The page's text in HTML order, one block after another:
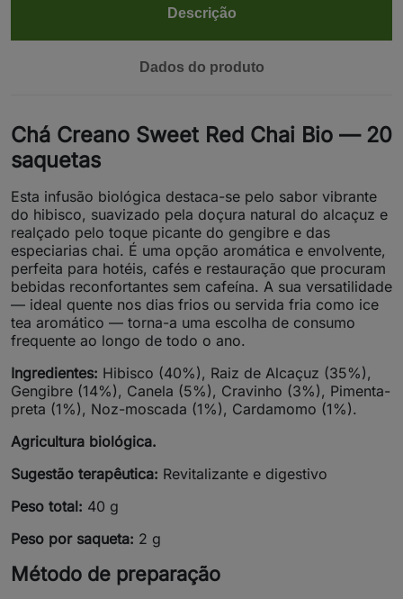
Descrição
Dados do produto
Chá Creano Sweet Red Chai Bio — 20
saquetas
Esta infusão biológica destaca-se pelo sabor vibrante
do hibisco, suavizado pela doçura natural do alcaçuz e
realçado pelo toque picante do gengibre e das
especiarias chai. É uma opção aromática e envolvente,
perfeita para hotéis, cafés e restauração que procuram
bebidas reconfortantes sem cafeína. A sua versatilidade
— ideal quente nos dias frios ou servida fria como ice
tea aromático — torna-a uma escolha de consumo
frequente ao longo de todo o ano.
Ingredientes: Hibisco (40%), Raiz de Alcaçuz (35%),
Gengibre (14%), Canela (5%), Cravinho (3%), Pimenta-
preta (1%), Noz-moscada (1%), Cardamomo (1%).
Agricultura biológica.
Sugestão terapêutica: Revitalizante e digestivo
Peso total: 40 g
Peso por saqueta: 2 g
Método de preparação